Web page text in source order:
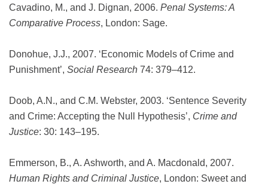
Cavadino, M., and J. Dignan, 2006. Penal Systems: A
Comparative Process, London: Sage.
Donohue, J.J., 2007. ‘Economic Models of Crime and
Punishment’, Social Research 74: 379–412.
Doob, A.N., and C.M. Webster, 2003. ‘Sentence Severity
and Crime: Accepting the Null Hypothesis’, Crime and
Justice: 30: 143–195.
Emmerson, B., A. Ashworth, and A. Macdonald, 2007.
Human Rights and Criminal Justice, London: Sweet and